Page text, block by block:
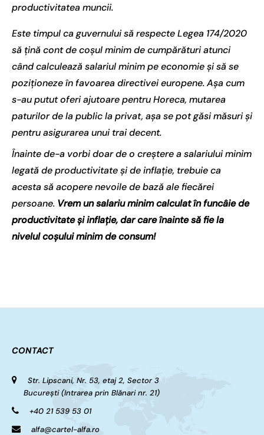
productivitatea muncii.
Este timpul ca guvernului să respecte Legea 174/2020
să țină cont de coșul minim de cumpărături atunci
când calculează salariul minim pe economie și să se
poziționeze în favoarea directivei europene. Așa cum
s-au putut oferi ajutoare pentru Horeca, mutarea
paturilor de la public la privat, așa se pot găsi măsuri și
pentru asigurarea unui trai decent.
Înainte de-a vorbi doar de o creștere a salariului minim
legată de productivitate și de inflație, trebuie ca
acesta să acopere nevoile de bază ale fiecărei
persoane. Vrem un salariu minim calculat în funcâie de
productivitate și inflație, dar care înainte să fie la
nivelul coșului minim de consum!
CONTACT
Str. Lipscani, Nr. 53, etaj 2, Sector 3
București (Intrarea prin Blănari nr. 21)
+40 21 539 53 01
alfa@cartel-alfa.ro